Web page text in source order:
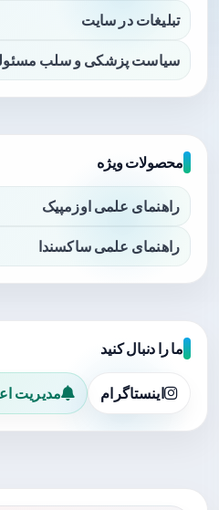
تبلیغات در سایت
سیاست پزشکی و سلب
محصولات ویژه
راهنمای علمی اوزمپیک
راهنمای علمی ساکسندا
ما را دنبال کنید
اینستاگرام مدیریت